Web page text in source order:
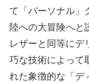
て「パーソナル」
陸への大冒険へと
レザーと同等にデ
巧な技術によって
れた象徴的な「デ